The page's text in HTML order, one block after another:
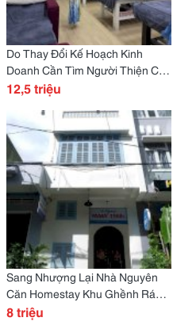
Do Thay Đổi Kế Hoạch Kinh
Doanh Cần Tìm Người Thiện Chí
Để Tiếp Quản Lại Toàn Bộ Spa
Gian Sạch Sẽ, Cơ
12,5 triệu
Sang Nhượng Lại Nhà Nguyên
Căn Homestay Khu Ghềnh Ráng
Đã Sơn Sửa Mới Và Trang Bị Đầy
8 triệu